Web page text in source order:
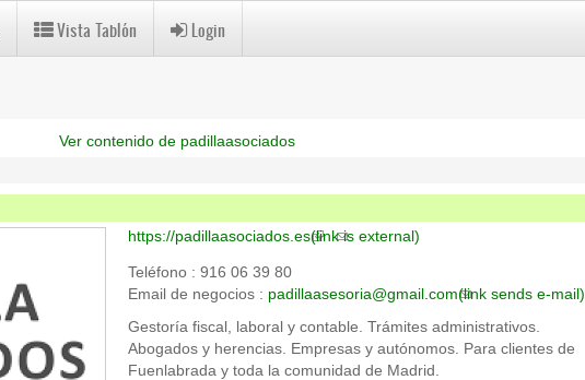
Vista Tablón Login
Ver contenido de padillaasociados
https://padillaasociados.es(link is external)
Teléfono : 916 06 39 80
Email de negocios : padillaasesoria@gmail.com(link sends e-mail)
Gestoría fiscal, laboral y contable. Trámites administrativos.
Abogados y herencias. Empresas y autónomos. Para clientes de
Fuenlabrada y toda la comunidad de Madrid.